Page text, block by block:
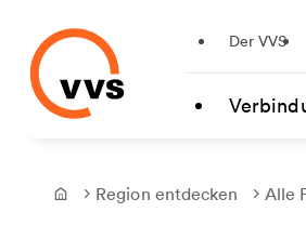
Zum Hauptinhalt springen
Der VVS
Frontpage
Region entdecken Alle